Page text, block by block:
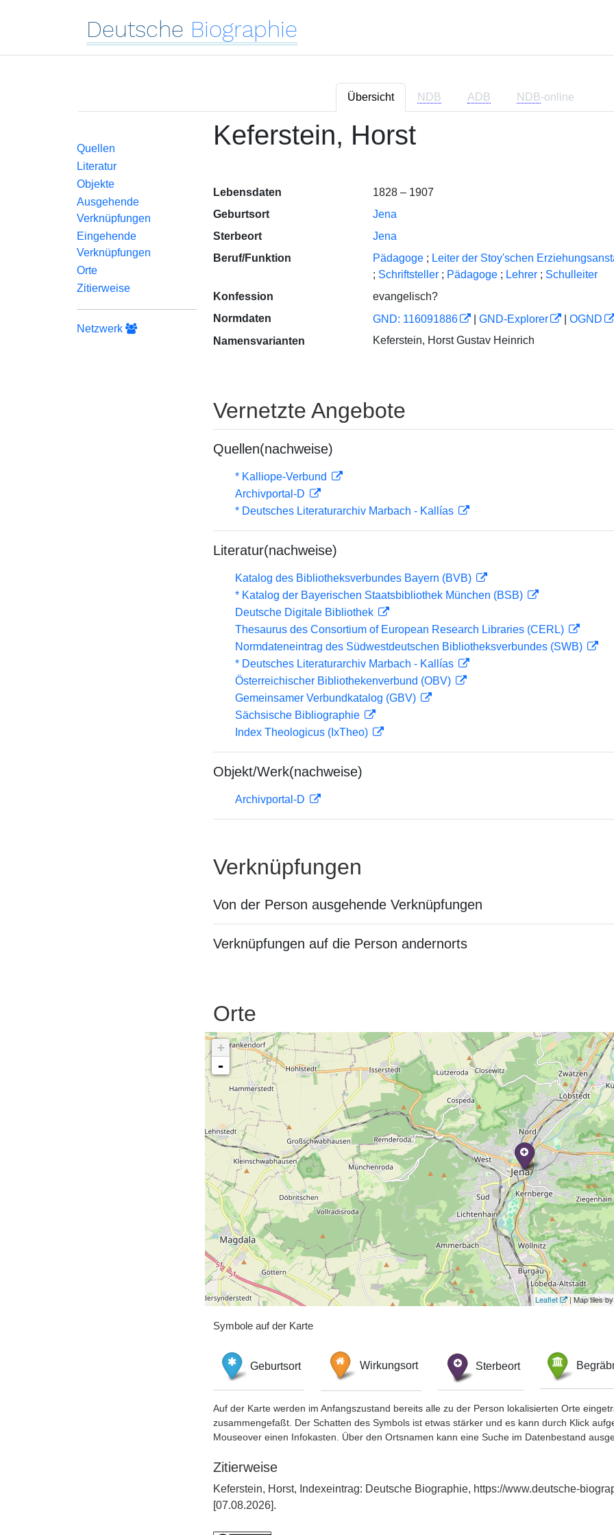
Deutsche Biographie
Übersicht NDB ADB NDB-online
Quellen
Literatur
Objekte
Ausgehende
Verknüpfungen
Eingehende
Verknüpfungen
Orte
Zitierweise
Netzwerk
Keferstein, Horst
Lebensdaten
1828 – 1907
Geburtsort
Jena
Sterbeort
Jena
Beruf/Funktion
Pädagoge ; Leiter der Stoy'schen
; Schriftsteller ; Pädagoge ; Lehrer ; Schulleiter
Konfession
evangelisch?
Normdaten
GND: 116091886 GND-Explorer OGND
Namensvarianten
Keferstein, Horst Gustav Heinrich
Vernetzte Angebote
Quellen(nachweise)
* Kalliope-Verbund
Archivportal-D
* Deutsches Literaturarchiv Marbach - Kallías
Literatur(nachweise)
Katalog des Bibliotheksverbundes Bayern (BVB)
* Katalog der Bayerischen Staatsbibliothek München (BSB)
Deutsche Digitale Bibliothek
Thesaurus des Consortium of European Research Libraries (CERL)
Normdateneintrag des Südwestdeutschen Bibliotheksverbundes (SWB)
* Deutsches Literaturarchiv Marbach - Kallías
Österreichischer Bibliothekenverbund (OBV)
Gemeinsamer Verbundkatalog (GBV)
Sächsische Bibliographie
Index Theologicus (IxTheo)
Objekt/Werk(nachweise)
Archivportal-D
Verknüpfungen
Von der Person ausgehende Verknüpfungen
Verknüpfungen auf die Person andernorts
Orte
+
-
Leaflet | Map tiles by
Symbole auf der Karte
Geburtsort Wirkungsort Sterbeort
Auf der Karte werden im Anfangszustand bereits alle zu der Person lokalisierten Orte
zusammengefaßt. Der Schatten des Symbols ist etwas stärker und es kann durch Klick
Mouseover einen Infokasten. Über den Ortsnamen kann eine Suche im Datenbestand
Zitierweise
Keferstein, Horst, Indexeintrag: Deutsche Biographie, https://www.deutsche-
[07.08.2026].